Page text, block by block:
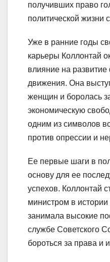
получивших право
политической жизни
Уже в ранние годы
карьеры Коллонтай
влияние на развитие
движения. Она
женщин и боролась
экономическую
одним из символов
против опрессии и
Ее первые шаги в
основу для ее
успехов. Коллонтай
министром в
занимала высокие
службе Советского
бороться за права и